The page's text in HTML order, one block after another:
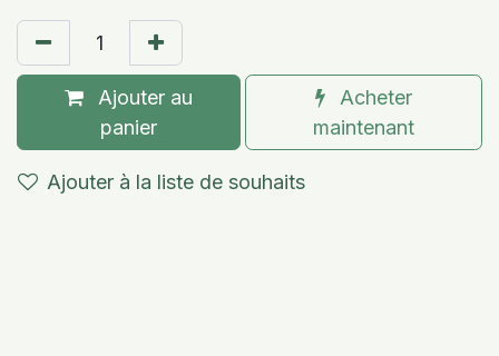
Ajouter au
panier
Acheter
maintenant
Ajouter à la liste de souhaits